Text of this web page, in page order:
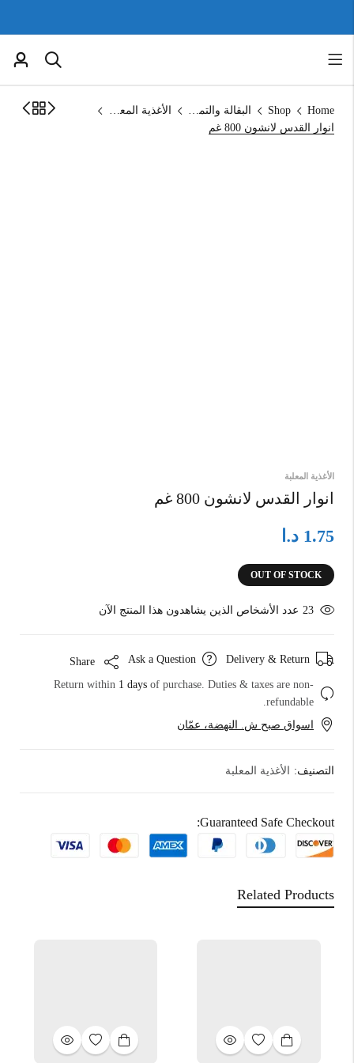
Home
Shop البقالة والتموين
الأغذية المعلبة
انوار القدس لانشون 800 غم
الأغذية المعلبة
انوار القدس لانشون 800 غم
1.75 د.ا
OUT OF STOCK
23 عدد الأشخاص الذين يشاهدون هذا المنتج الآن
Delivery & Return
Ask a Question
Return within 1 days of purchase. Duties & taxes are non-
refundable.
اسواق صبح ش. النهضة، عمّان
التصنيف: الأغذية المعلبة
Guaranteed Safe Checkout:
Related Products